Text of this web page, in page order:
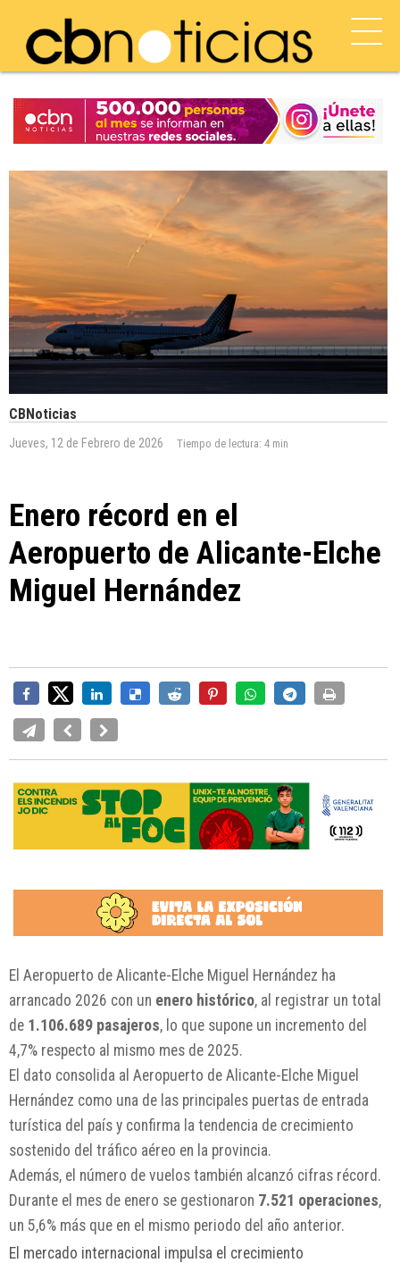
CBNoticias
Jueves, 12 de Febrero de 2026 Tiempo de lectura: 4 min
Enero récord en el
Aeropuerto de Alicante-Elche
Miguel Hernández
El Aeropuerto de Alicante-Elche Miguel Hernández ha
arrancado 2026 con un enero histórico, al registrar un total
de 1.106.689 pasajeros, lo que supone un incremento del
4,7% respecto al mismo mes de 2025.
El dato consolida al Aeropuerto de Alicante-Elche Miguel
Hernández como una de las principales puertas de entrada
turística del país y confirma la tendencia de crecimiento
sostenido del tráfico aéreo en la provincia.
Además, el número de vuelos también alcanzó cifras récord.
Durante el mes de enero se gestionaron 7.521 operaciones,
un 5,6% más que en el mismo periodo del año anterior.
El mercado internacional impulsa el crecimiento